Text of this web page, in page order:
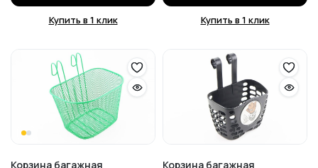
Купить в 1 клик Купить в 1 клик
Корзина багажная
Корзина багажная